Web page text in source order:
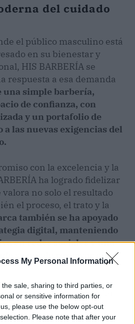
My Personal Information
sale, sharing to third parties, or
or sensitive information for
please use the below opt-out
Please note that after your
del cuidado
el público masculino está
en su bienestar y
HIS BARBERÍA se
respuesta a esa demanda
una simple barbería,
de confianza, con
y un portafolio de
a las nuevas exigencias del
con la excelencia y la
ha logrado fidelizar
no solo el resultado
el proceso, el trato y la
también se ha apoyado
digital, manteniendo
en redes sociales y una
se puede reservar cita
elevando el estándar
con una visión que
sin renunciar a la